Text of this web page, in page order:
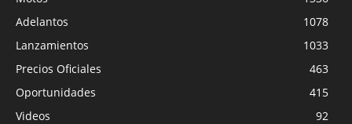
Adelantos
1078
Lanzamientos
1033
Precios Oficiales
463
Oportunidades
415
Videos
92